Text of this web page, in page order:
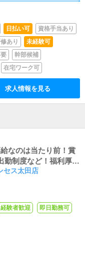
日払い可
資格手当あり
あり
未経験可
幹部候補
在宅ワーク可
求人情報を見る
なのは当たり前！賞
勤制度など！福利厚生
の職場です！
セス太田店
経験者歓迎
即日勤務可